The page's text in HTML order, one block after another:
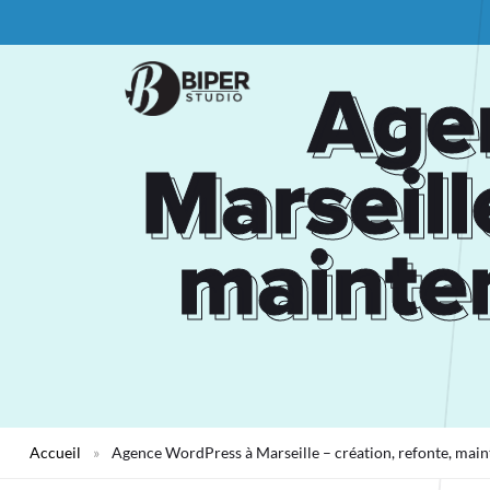
Accueil » Agence WordPress à Marseille – création, refonte,